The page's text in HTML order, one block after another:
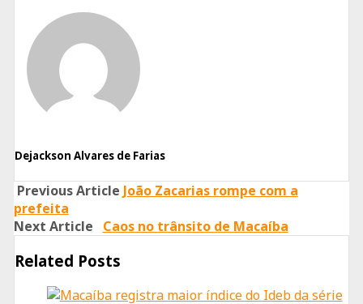
Facebook
Twitter
Whatsapp
Dejackson Alvares de Farias
Previous Article João Zacarias rompe com a
prefeita
Next Article
Caos no trânsito de Macaíba
Related Posts